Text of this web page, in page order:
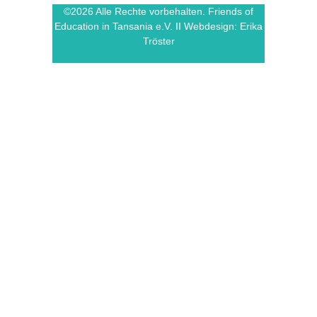
©2026 Alle Rechte vorbehalten. Friends of
Education in Tansania e.V. II Webdesign: Erika
Tröster